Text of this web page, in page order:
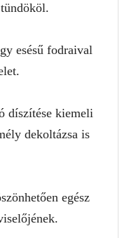
esésű fodraival
díszítése kiemeli
dekoltázsa is
egész